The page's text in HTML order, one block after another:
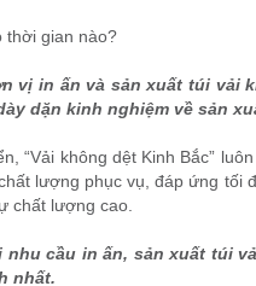
thời gian nào?
vị in ấn và sản xuất túi vải
dặn kinh nghiệm về sản
“Vải không dệt Kinh Bắc”
lượng phục vụ, đáp ứng
chất lượng cao.
nhu cầu in ấn, sản xuất túi
nhất.